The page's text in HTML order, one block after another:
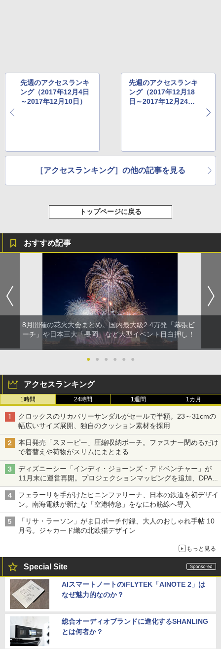
コンパクト iimono117 (ブルー)
￥3,080
先週のアクセスランキ
ング（2017年12月4日
～2017年12月10日）
先週のアクセスランキ
ング（2017年12月18
日～2017年12月24
［アクセスランキング］の他の記事を見る
トップページに戻る
おすすめ記事
8月開催の花火大会まとめ。国内最大級2.4万発「幕張ビ
ーチ」や日本三大「長岡」など大型イベント目白押し！
● ● ● ● ● ●
アクセスランキング
1時間 24時間 1週間 1カ月
クロックスのリカバリーサンダルがセールで半額。23～31cmの
幅広いサイズ展開、独自のクッション素材を採用
本日発売「スヌーピー」圧縮収納ポーチ。ファスナー閉めるだけ
で着替えや荷物がスリムにまとまる
ディズニーシー「インディ・ジョーンズ・アドベンチャー」が
11月末に運営再開。プロジェクションマッピングを追加、DPA
は1500円
フェラーリを手がけたピニンファリーナ、日本の鉄道を初デザイ
ン。南海電鉄が新たな「空港特急」をなにわ筋線へ導入
「リサ・ラーソン」がま口ポーチ付録、大人のおしゃれ手帖 10
月号。ジャカード織の北欧猫デザイン
もっと見る
Special Site
AIスマートノートのiFLYTEK「AINOTE 2」は
なぜ魅力的なのか？
総合オーディオブランドに進化するSHANLING
とは何者か？